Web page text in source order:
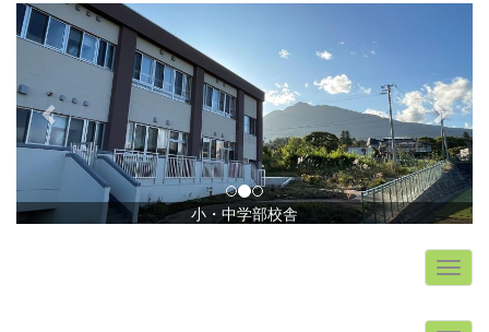
小・中学部校舎
p
r
v
i
o
u
s
x
t